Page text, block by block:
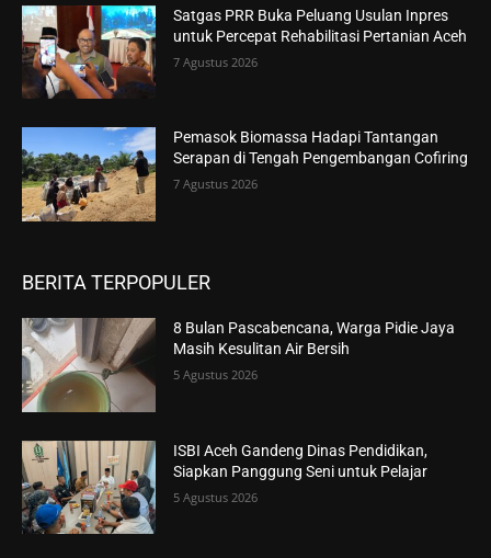
Satgas PRR Buka Peluang Usulan Inpres
untuk Percepat Rehabilitasi Pertanian Aceh
7 Agustus 2026
Pemasok Biomassa Hadapi Tantangan
Serapan di Tengah Pengembangan Cofiring
7 Agustus 2026
BERITA TERPOPULER
8 Bulan Pascabencana, Warga Pidie Jaya
Masih Kesulitan Air Bersih
5 Agustus 2026
ISBI Aceh Gandeng Dinas Pendidikan,
Siapkan Panggung Seni untuk Pelajar
5 Agustus 2026